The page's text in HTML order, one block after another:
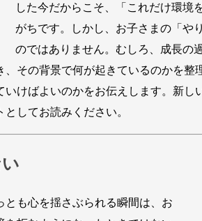
した今だからこそ、「これだけ環境
がちです。しかし、お子さまの「や
のではありません。むしろ、成長の
その背景で何が起きているのかを整
けばよいのかをお伝えします。新
してお読みください。
も心を揺さぶられる瞬間は、お